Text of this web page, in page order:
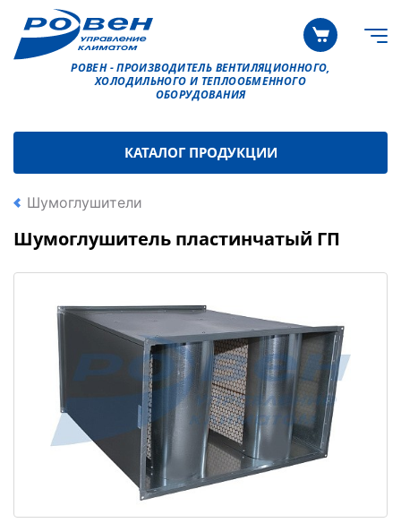
РОВЕН - ПРОИЗВОДИТЕЛЬ ВЕНТИЛЯЦИОННОГО,
ХОЛОДИЛЬНОГО И ТЕПЛООБМЕННОГО
ОБОРУДОВАНИЯ
КАТАЛОГ ПРОДУКЦИИ
Шумоглушители
Шумоглушитель пластинчатый ГП